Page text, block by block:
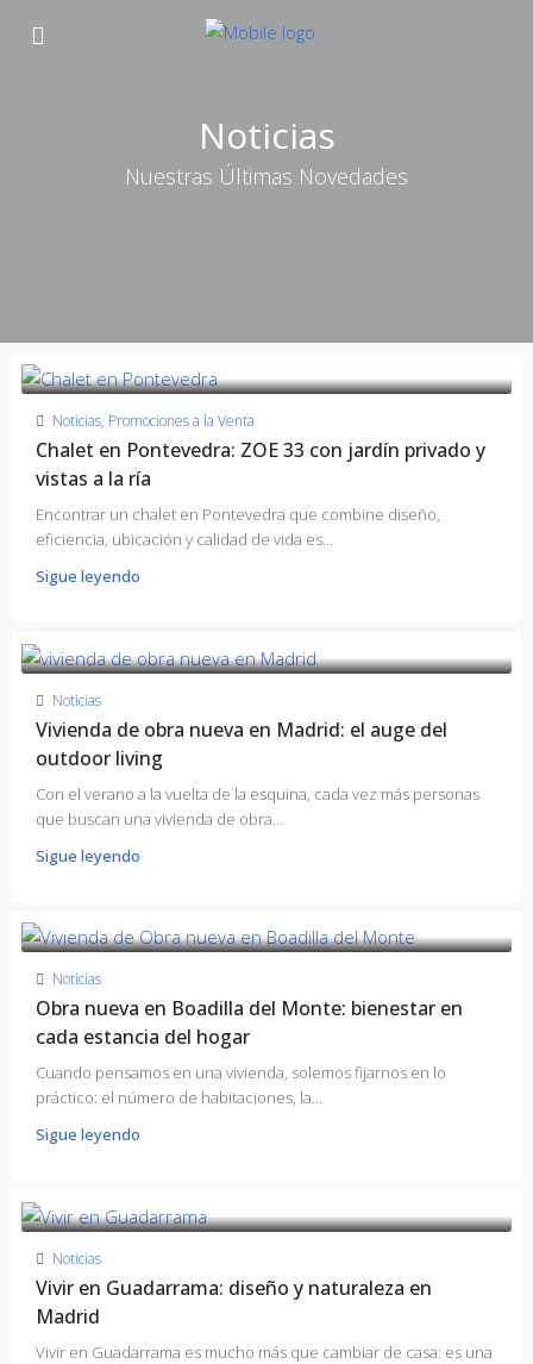
Noticias
Nuestras Últimas Novedades
Noticias, Promociones a la Venta
Chalet en Pontevedra: ZOE 33 con jardín privado y
vistas a la ría
Encontrar un chalet en Pontevedra que combine diseño,
eficiencia, ubicación y calidad de vida es...
Sigue leyendo
Noticias
Vivienda de obra nueva en Madrid: el auge del
outdoor living
Con el verano a la vuelta de la esquina, cada vez más personas
que buscan una vivienda de obra...
Sigue leyendo
Noticias
Obra nueva en Boadilla del Monte: bienestar en
cada estancia del hogar
Cuando pensamos en una vivienda, solemos fijarnos en lo
práctico: el número de habitaciones, la...
Sigue leyendo
Noticias
Vivir en Guadarrama: diseño y naturaleza en
Madrid
Vivir en Guadarrama es mucho más que cambiar de casa: es una